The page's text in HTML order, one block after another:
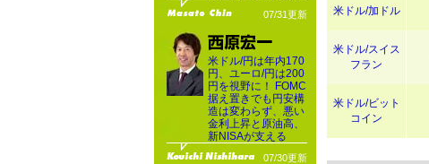
米ドル/加ドル
米ドル/スイス
フラン
米ドル/ビット
コイン
07/31更新
米ドル/円は年内170
円、ユーロ/円は200
円を視野に！ FOMC
据え置きでも円安構
造は変わらず、悪い
金利上昇と原油高、
新NISAが支える
07/30更新